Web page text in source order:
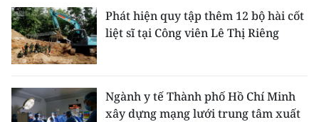
Phát hiện quy tập thêm 12 bộ hài cốt
liệt sĩ tại Công viên Lê Thị Riêng
Ngành y tế Thành phố Hồ Chí Minh
xây dựng mạng lưới trung tâm xuất